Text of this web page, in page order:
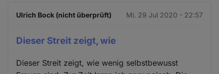
Ulrich Bock (nicht überprüft) Mi. 29 Jul 2020 - 22:57
Dieser Streit zeigt, wie
Dieser Streit zeigt, wie wenig selbstbewusst